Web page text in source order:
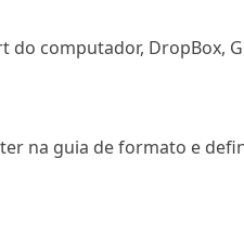
do computador, DropBox,
na guia de formato e